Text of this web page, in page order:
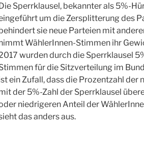
Sperrklausel, bekannter als 5%-
um die Zersplitterung des
sie neue Parteien mit
WählerInnen-Stimmen ihr
wurden durch die Sperrklausel
für die Sitzverteilung im
ein Zufall, dass die Prozentzahl
der 5%-Zahl der Sperrklausel
niedrigeren Anteil der
das anders aus.